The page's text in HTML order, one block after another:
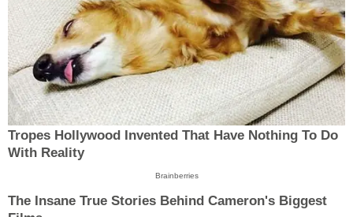
Tropes Hollywood Invented That Have Nothing To Do
With Reality
Brainberries
The Insane True Stories Behind Cameron's Biggest